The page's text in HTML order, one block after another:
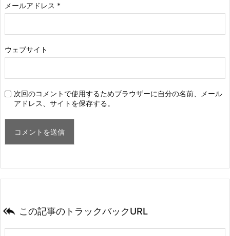
メールアドレス *
ウェブサイト
次回のコメントで使用するためブラウザーに自分の名前、メール
アドレス、サイトを保存する。
 この記事のトラックバックURL